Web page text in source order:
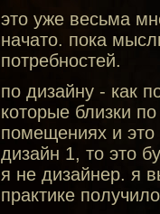
это уже весьма
начато. пока
потребностей.
по дизайну - как
которые близки
помещениях и это
дизайн 1, то это
я не дизайнер. я
практике